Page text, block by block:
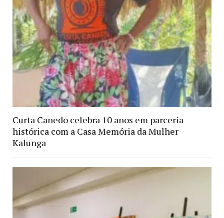
Curta Canedo celebra 10 anos em parceria
histórica com a Casa Memória da Mulher
Kalunga